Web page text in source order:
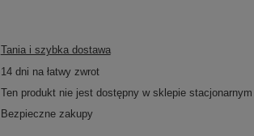
Tania i szybka dostawa
14dni na łatwy zwrot
Ten produkt nie jest dostępny w sklepie stacjonarnym
Bezpieczne zakupy